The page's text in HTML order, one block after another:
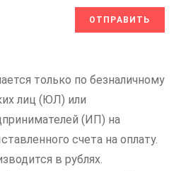
только по безналичному
лиц (ЮЛ) или
(ИП) на
счета на оплату.
в рублях.